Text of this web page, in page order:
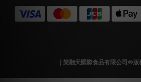
｜樂翻天國際食品有限公司©版